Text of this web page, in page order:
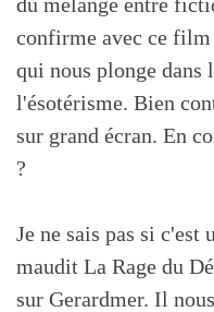
confirme avec ce
qui nous plonge dans
l'ésotérisme. Bien
sur grand écran. En
?
Je ne sais pas si
maudit La Rage du
sur Gerardmer. Il